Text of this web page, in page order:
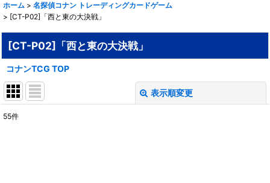
ホーム > 名探偵コナン トレーディングカードゲーム
> [CT-P02]「西と東の大決戦」
[CT-P02]「西と東の大決戦」
コナンTCG TOP
表示順変更
55件